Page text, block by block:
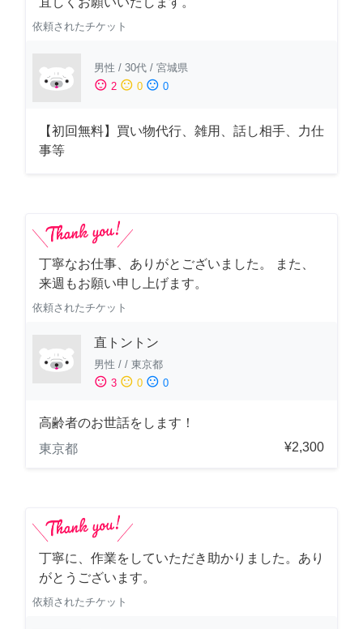
依頼されたチケット
男性 / 30代 / 宮城県
sentiment_satisfied 2 sentiment_neutral 0 sentiment_dissatisfied 0
【初回無料】買い物代行、雑用、話し相手、力仕
事等
丁寧なお仕事、ありがとございました。 また、
来週もお願い申し上げます。
依頼されたチケット
直トントン
男性 / / 東京都
sentiment_satisfied 3 sentiment_neutral 0 sentiment_dissatisfied 0
高齢者のお世話をします！
東京都
¥2,300
丁寧に、作業をしていただき助かりました。あり
がとうございます。
依頼されたチケット